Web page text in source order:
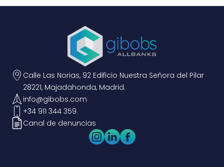
Calle Las Norias, 92 Edificio Nuestra Señora del Pilar
28221, Majadahonda, Madrid.
info@gibobs.com
+34 911 344 359
Canal de denuncias